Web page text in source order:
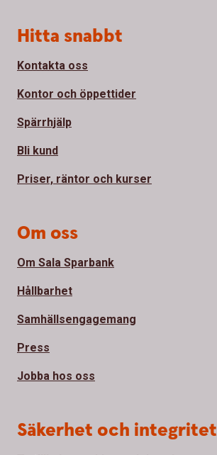
Sidfot
Hitta snabbt
Kontakta oss
Kontor och öppettider
Spärrhjälp
Bli kund
Priser, räntor och kurser
Om oss
Om Sala Sparbank
Hållbarhet
Samhällsengagemang
Press
Jobba hos oss
Säkerhet och integritet